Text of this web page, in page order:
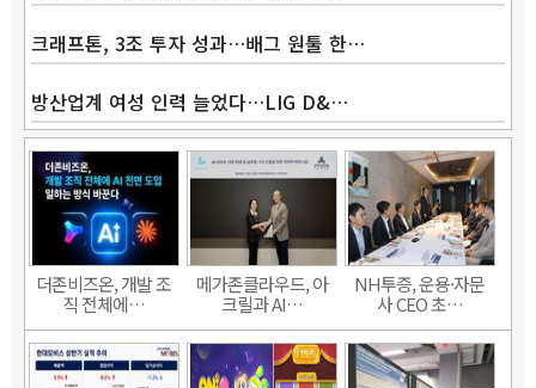
크래프톤, 3조 투자 성과…배그 원툴 한…
방산업계 여성 인력 늘었다…LIG D&…
더존비즈온, 개발 조
직 전체에…
메가존클라우드, 아
크릴과 AI…
NH투증, 운용·자문
사 CEO 초…